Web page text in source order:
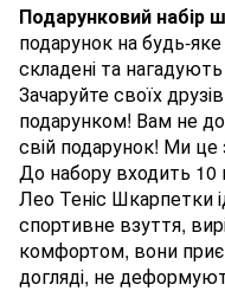
Подарунковий набір
подарунок на будь-
складені та
Зачаруйте своїх
подарунком! Вам не
свій подарунок! Ми це
До набору входить 10
Лео Теніс Шкарпетки
спортивне взуття,
комфортом, вони
догляді, не